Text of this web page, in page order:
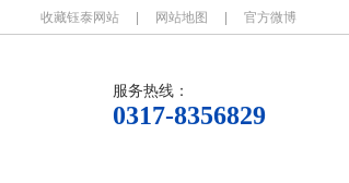
收藏钰泰网站 网站地图 官方微博
服务热线：
0317-8356829